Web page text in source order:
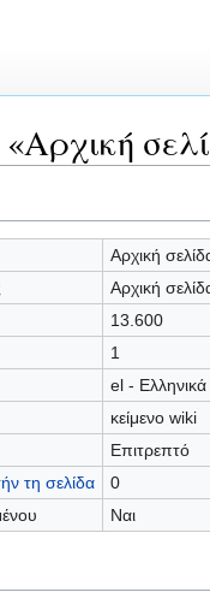
Αρχική
Αρχική
13.600
1
el - Ελληνικά
κείμενο wiki
Επιτρεπτό
τη σελίδα
0
Ναι